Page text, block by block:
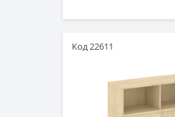
Код 22611